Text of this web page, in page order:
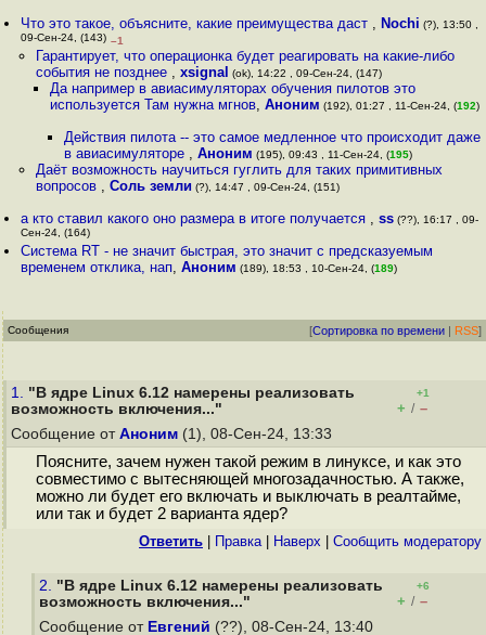
Что это такое, объясните, какие преимущества даст , Nochi (?), 13:50 ,
09-Сен-24, (143) –1
Гарантирует, что операционка будет реагировать на какие-либо
события не позднее , xsignal (ok), 14:22 , 09-Сен-24, (147)
Да например в авиасимуляторах обучения пилотов это
используется Там нужна мгнов, Аноним (192), 01:27 , 11-Сен-24, (192)
Действия пилота -- это самое медленное что происходит даже
в авиасимуляторе ,Аноним (195), 09:43 , 11-Сен-24, (195)
Даёт возможность научиться гуглить для таких примитивных
вопросов , Соль земли (?), 14:47 , 09-Сен-24, (151)
а кто ставил какого оно размера в итоге получается ,ss (??), 16:17 , 09-
Сен-24, (164)
Система RT - не значит быстрая, это значит с предсказуемым
временем отклика, нап,Аноним (189), 18:53 , 10-Сен-24, (189)
Сообщения [Сортировка по времени | RSS]
1. "В ядре Linux 6.12 намерены реализовать
возможность включения..."
+1
+ / –
Сообщение от Аноним (1), 08-Сен-24, 13:33
Поясните, зачем нужен такой режим в линуксе, и как это
совместимо с вытесняющей многозадачностью. А также,
можно ли будет его включать и выключать в реалтайме,
или так и будет 2 варианта ядер?
Ответить Правка| Наверх Cообщить модератору
2. "В ядре Linux 6.12 намерены реализовать
возможность включения..."
+6
+ / –
Сообщение от Евгений (??), 08-Сен-24, 13:40